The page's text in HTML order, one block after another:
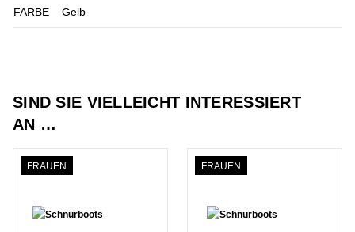
FARBE Gelb
SIND SIE VIELLEICHT INTERESSIERT
AN …
FRAUEN FRAUEN